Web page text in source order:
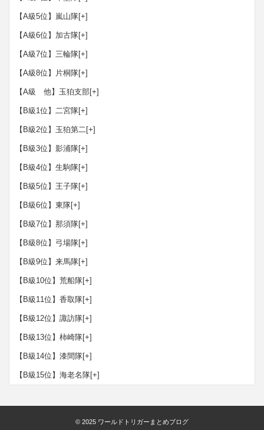
【A級5位】嵐山隊[+]
【A級6位】加古隊[+]
【A級7位】三輪隊[+]
【A級8位】片桐隊[+]
【A級 他】玉狛支部[+]
【B級1位】二宮隊[+]
【B級2位】玉狛第二[+]
【B級3位】影浦隊[+]
【B級4位】生駒隊[+]
【B級5位】王子隊[+]
【B級6位】東隊[+]
【B級7位】那須隊[+]
【B級8位】弓場隊[+]
【B級9位】来馬隊[+]
【B級10位】荒船隊[+]
【B級11位】香取隊[+]
【B級12位】諏訪隊[+]
【B級13位】柿崎隊[+]
【B級14位】漆間隊[+]
【B級15位】海老名隊[+]
© 2025 ワールドトリガーまとめブログ